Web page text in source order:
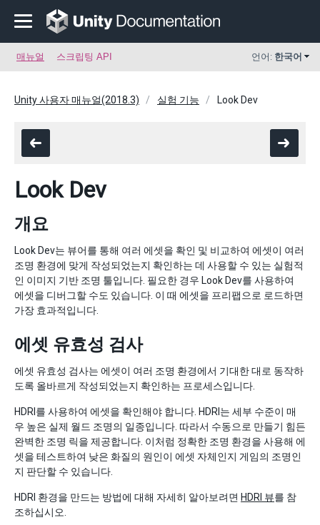
매뉴얼 스크립팅 API 언어: 한국어
Unity 사용자 매뉴얼(2018.3) 실험 기능 Look Dev
Look Dev
개요
Look Dev는 뷰어를 통해 여러 에셋을 확인 및 비교하여 에셋이 여러
조명 환경에 맞게 작성되었는지 확인하는 데 사용할 수 있는 실험적
인 이미지 기반 조명 툴입니다. 필요한 경우 Look Dev를 사용하여
에셋을 디버그할 수도 있습니다. 이 때 에셋을 프리팹으로 로드하면
가장 효과적입니다.
에셋 유효성 검사
에셋 유효성 검사는 에셋이 여러 조명 환경에서 기대한 대로 동작하
도록 올바르게 작성되었는지 확인하는 프로세스입니다.
HDRI를 사용하여 에셋을 확인해야 합니다. HDRI는 세부 수준이 매
우 높은 실제 월드 조명의 일종입니다. 따라서 수동으로 만들기 힘든
완벽한 조명 릭을 제공합니다. 이처럼 정확한 조명 환경을 사용해 에
셋을 테스트하여 낮은 화질의 원인이 에셋 자체인지 게임의 조명인
지 판단할 수 있습니다.
HDRI 환경을 만드는 방법에 대해 자세히 알아보려면 HDRI 뷰를 참
조하십시오.